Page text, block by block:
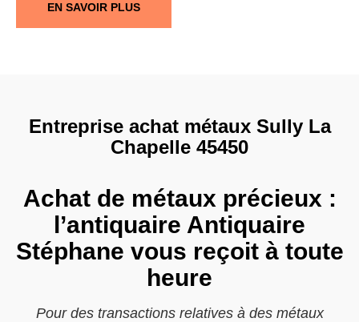
EN SAVOIR PLUS
Entreprise achat métaux Sully La
Chapelle 45450
Achat de métaux précieux :
l’antiquaire Antiquaire
Stéphane vous reçoit à toute
heure
Pour des transactions relatives à des métaux